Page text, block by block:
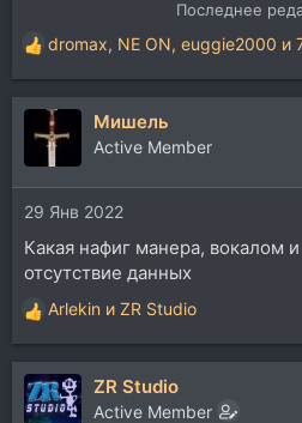
Последнее
Р
е
а
и
и
:
dromax, NE ON, euggie2000 и
Мишель
Active Member
29 Янв 2022
Какая нафиг манера, вокалом
отсутствие данных
Р
е
а
к
ц
Arlekin и ZR Studio
ZR Studio
Active Member